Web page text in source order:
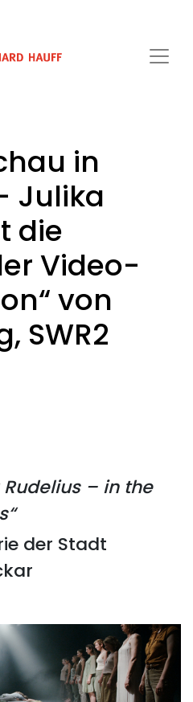
in
Julika
die
Video-
von
SWR2
Rudelius – in the
der Stadt